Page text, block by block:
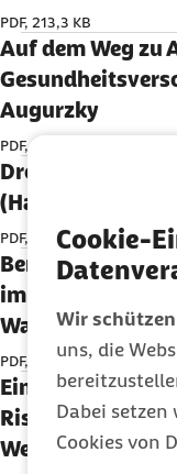
Cookie-
Wir
uns, die
Dabei setzen
Cookies von
PDF, 213,3 KB
Auf dem Weg zu
Augurzky
PDF, 154,64 KB
Drohende
(Harald Zerbe)
PDF, 464,04 KB
im RSA (Gerald
Wasem)
PDF, 204,83 KB
Einführung einer
Weinhold)